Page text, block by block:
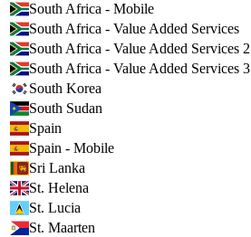
South Africa - Mobile
South Africa - Value Added Services
South Africa - Value Added Services 2
South Africa - Value Added Services 3
South Korea
South Sudan
Spain
Spain - Mobile
Sri Lanka
St. Helena
St. Lucia
St. Maarten